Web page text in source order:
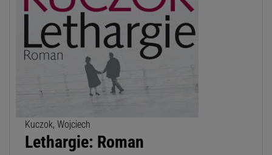
Kuczok, Wojciech
Lethargie: Roman